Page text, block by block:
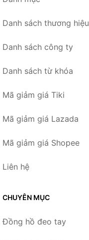
Danh sách thương hiệu
Danh sách công ty
Danh sách từ khóa
Mã giảm giá Tiki
Mã giảm giá Lazada
Mã giảm giá Shopee
Liên hệ
CHUYÊN MỤC
Đồng hồ đeo tay